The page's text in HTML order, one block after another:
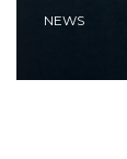
NEWS